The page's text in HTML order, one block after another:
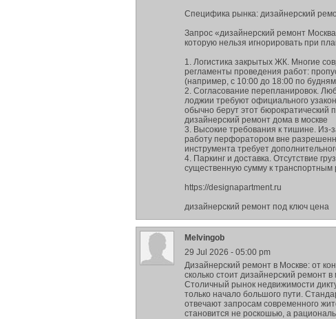
Специфика рынка: дизайнерский
Запрос «дизайнерский ремонт
которую нельзя игнорировать при
1. Логистика закрытых ЖК. Многие
регламенты проведения работ:
(например, с 10:00 до 18:00 по
2. Согласование перепланировок.
лоджии требуют официального
обычно берут этот бюрократический
дизайнерский ремонт дома в москве
3. Высокие требования к тишине.
работу перфоратором вне
инструмента требует
4. Паркинг и доставка. Отсутствие
существенную сумму к транспортным
https://designapartment.ru
дизайнерский ремонт под ключ цена
Melvingob
29 Jul 2026 - 05:00 pm
Дизайнерский ремонт в Москве: от
сколько стоит дизайнерский ремонт в
Столичный рынок недвижимости
только начало большого пути.
отвечают запросам современного
становится не роскошью, а